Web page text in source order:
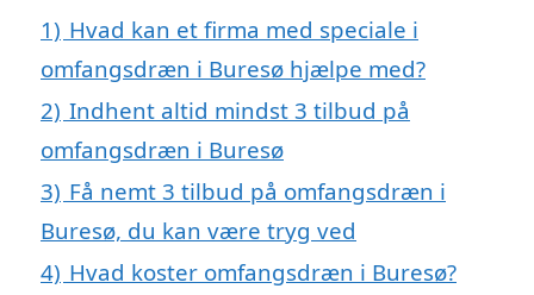
1) Hvad kan et firma med speciale i
omfangsdræn i Buresø hjælpe med?
2) Indhent altid mindst 3 tilbud på
omfangsdræn i Buresø
3) Få nemt 3 tilbud på omfangsdræn i
Buresø, du kan være tryg ved
4) Hvad koster omfangsdræn i Buresø?